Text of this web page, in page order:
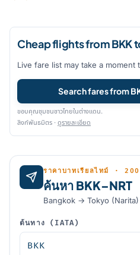
Cheap flights from BKK
Live fare list may take a
Search fares from
ขอบคุณชุมชนชาวไทยในต่างแดน.
ลิงก์พันธมิตร · ดูรายละเอียด
ราคาบาทเรียลไทม์ ·
ค้นหา BKK–NRT
Bangkok → Tokyo (Narita)
ต้นทาง (IATA)